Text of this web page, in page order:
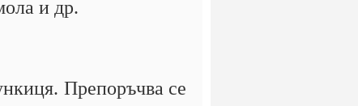
и др.
Препоръчва се